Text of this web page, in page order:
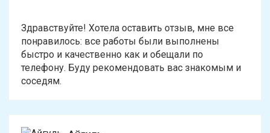
Здравствуйте! Хотела оставить отзыв, мне все
понравилось: все работы были выполнены
быстро и качественно как и обещали по
телефону. Буду рекомендовать вас знакомым и
соседям.